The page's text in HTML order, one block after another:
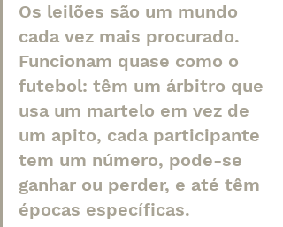
Os leilões são um mundo
cada vez mais procurado.
Funcionam quase como o
futebol: têm um árbitro que
usa um martelo em vez de
um apito, cada participante
tem um número, pode-se
ganhar ou perder, e até têm
épocas específicas.